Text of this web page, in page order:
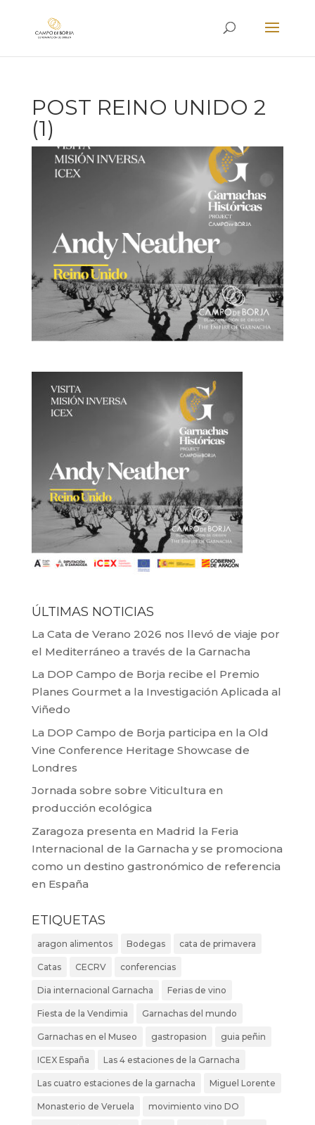
POST REINO UNIDO 2
(1)
ÚLTIMAS NOTICIAS
La Cata de Verano 2026 nos llevó de viaje por
el Mediterráneo a través de la Garnacha
La DOP Campo de Borja recibe el Premio
Planes Gourmet a la Investigación Aplicada al
Viñedo
La DOP Campo de Borja participa en la Old
Vine Conference Heritage Showcase de
Londres
Jornada sobre sobre Viticultura en
producción ecológica
Zaragoza presenta en Madrid la Feria
Internacional de la Garnacha y se promociona
como un destino gastronómico de referencia
en España
ETIQUETAS
aragon alimentos Bodegas cata de primavera
Catas CECRV conferencias
Dia internacional Garnacha Ferias de vino
Fiesta de la Vendimia Garnachas del mundo
Garnachas en el Museo gastropasion guia peñin
ICEX España Las 4 estaciones de la Garnacha
Las cuatro estaciones de la garnacha Miguel Lorente
Monasterio de Veruela movimiento vino DO